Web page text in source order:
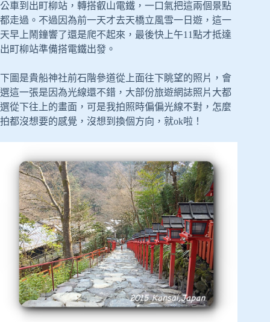
公車到出町柳站，轉搭叡山電鐵，一口氣把這兩個景點
都走過。不過因為前一天才去天橋立風雪一日遊，這一
天早上鬧鐘響了還是爬不起來，最後快上午11點才抵達
出町柳站準備搭電鐵出發。
下圖是貴船神社前石階參道從上面往下眺望的照片，會
選這一張是因為光線還不錯，大部份旅遊網誌照片大都
選從下往上的畫面，可是我拍照時偏偏光線不對，怎麼
拍都沒想要的感覺，沒想到換個方向，就ok啦！